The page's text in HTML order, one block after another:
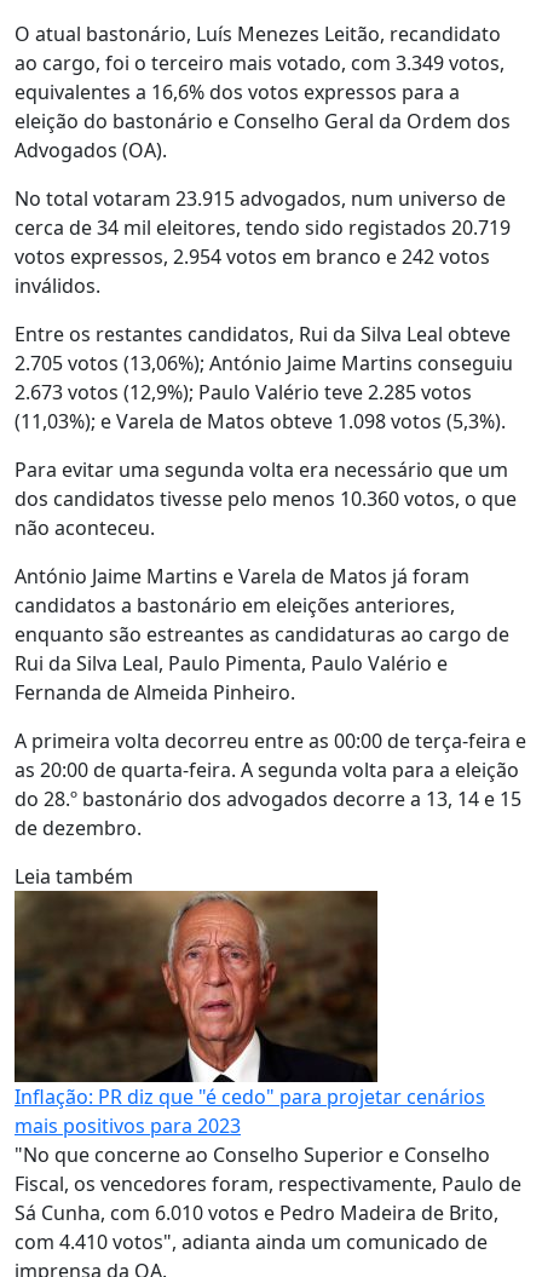
O atual bastonário, Luís Menezes Leitão, recandidato
ao cargo, foi o terceiro mais votado, com 3.349 votos,
equivalentes a 16,6% dos votos expressos para a
eleição do bastonário e Conselho Geral da Ordem dos
Advogados (OA).
No total votaram 23.915 advogados, num universo de
cerca de 34 mil eleitores, tendo sido registados 20.719
votos expressos, 2.954 votos em branco e 242 votos
inválidos.
Entre os restantes candidatos, Rui da Silva Leal obteve
2.705 votos (13,06%); António Jaime Martins conseguiu
2.673 votos (12,9%); Paulo Valério teve 2.285 votos
(11,03%); e Varela de Matos obteve 1.098 votos (5,3%).
Para evitar uma segunda volta era necessário que um
dos candidatos tivesse pelo menos 10.360 votos, o que
não aconteceu.
António Jaime Martins e Varela de Matos já foram
candidatos a bastonário em eleições anteriores,
enquanto são estreantes as candidaturas ao cargo de
Rui da Silva Leal, Paulo Pimenta, Paulo Valério e
Fernanda de Almeida Pinheiro.
A primeira volta decorreu entre as 00:00 de terça-feira e
as 20:00 de quarta-feira. A segunda volta para a eleição
do 28.º bastonário dos advogados decorre a 13, 14 e 15
de dezembro.
Leia também
Inflação: PR diz que "é cedo" para projetar cenários
mais positivos para 2023
"No que concerne ao Conselho Superior e Conselho
Fiscal, os vencedores foram, respectivamente, Paulo de
Sá Cunha, com 6.010 votos e Pedro Madeira de Brito,
com 4.410 votos", adianta ainda um comunicado de
imprensa da OA.